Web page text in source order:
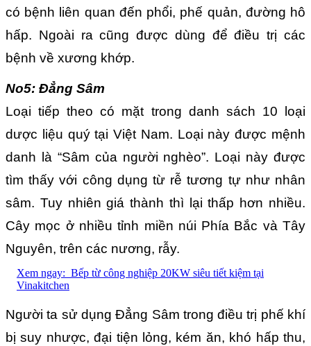
có bệnh liên quan đến phổi, phế quản, đường hô
hấp. Ngoài ra cũng được dùng để điều trị các
bệnh về xương khớp.
No5: Đẳng Sâm
Loại tiếp theo có mặt trong danh sách 10 loại
dược liệu quý tại Việt Nam. Loại này được mệnh
danh là “Sâm của người nghèo”. Loại này được
tìm thấy với công dụng từ rễ tương tự như nhân
sâm. Tuy nhiên giá thành thì lại thấp hơn nhiều.
Cây mọc ở nhiều tỉnh miền núi Phía Bắc và Tây
Nguyên, trên các nương, rẫy.
Xem ngay: Bếp từ công nghiệp 20KW siêu tiết kiệm tại
Vinakitchen
Người ta sử dụng Đẳng Sâm trong điều trị phế khí
bị suy nhược, đại tiện lỏng, kém ăn, khó hấp thu,